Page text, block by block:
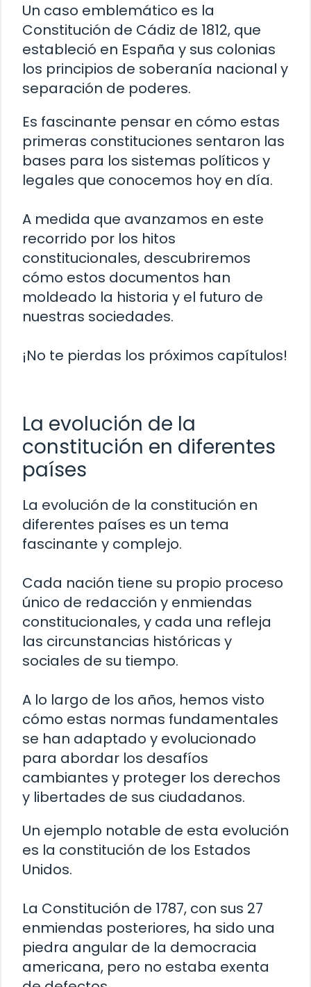
Un caso emblemático es la
Constitución de Cádiz de 1812, que
estableció en España y sus colonias
los principios de soberanía nacional y
separación de poderes.
Es fascinante pensar en cómo estas
primeras constituciones sentaron las
bases para los sistemas políticos y
legales que conocemos hoy en día.
A medida que avanzamos en este
recorrido por los hitos
constitucionales, descubriremos
cómo estos documentos han
moldeado la historia y el futuro de
nuestras sociedades.
¡No te pierdas los próximos capítulos!
La evolución de la
constitución en diferentes
países
La evolución de la constitución en
diferentes países es un tema
fascinante y complejo.
Cada nación tiene su propio proceso
único de redacción y enmiendas
constitucionales, y cada una refleja
las circunstancias históricas y
sociales de su tiempo.
A lo largo de los años, hemos visto
cómo estas normas fundamentales
se han adaptado y evolucionado
para abordar los desafíos
cambiantes y proteger los derechos
y libertades de sus ciudadanos.
Un ejemplo notable de esta evolución
es la constitución de los Estados
Unidos.
La Constitución de 1787, con sus 27
enmiendas posteriores, ha sido una
piedra angular de la democracia
americana, pero no estaba exenta